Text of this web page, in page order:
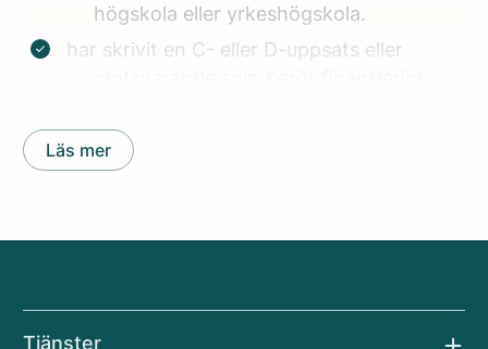
högskola eller yrkeshögskola.
har skrivit en C- eller D-uppsats eller
eller idrottsföreningar.
har skrivit en uppsats som slutförts och
Uppsatsen måste vara slutförd och
godkänd vid ansökan.
Läs mer
Tjänster